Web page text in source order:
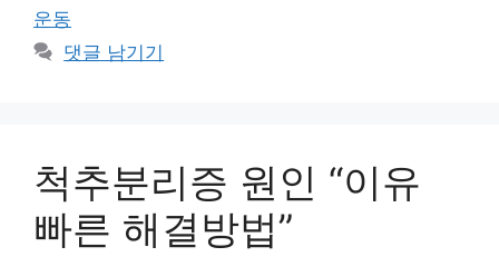
운동
댓글 남기기
척추분리증 원인 “이유
빠른 해결방법”